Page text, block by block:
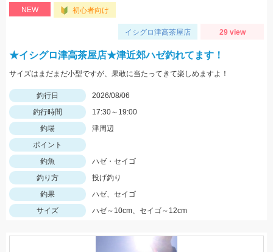
NEW 初心者向け
イシグロ津高茶屋店 29 view
★イシグロ津高茶屋店★津近郊ハゼ釣れてます！
サイズはまだまだ小型ですが、果敢に当たってきて楽しめますよ！
釣行日
2026/08/06
釣行時間
17:30～19:00
釣場
津周辺
ポイント
釣魚
ハゼ・セイゴ
釣り方
投げ釣り
釣果
ハゼ、セイゴ
サイズ
ハゼ～10cm、セイゴ～12cm